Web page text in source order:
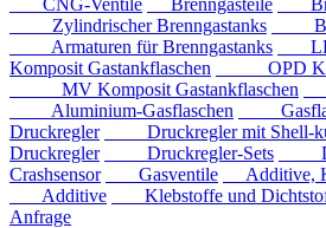
CNG-Ventile
Brenngasteile
Zylindrischer Brenngastanks
Armaturen für Brenngastanks
Komposit Gastankflaschen
OPD
MV Komposit Gastankflaschen
Aluminium-Gasflaschen
Druckregler
Druckregler mit Shell-
Druckregler
Druckregler-Sets
Crashsensor
Gasventile
Additive,
Additive
Klebstoffe und
Anfrage